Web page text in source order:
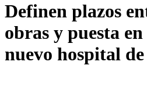
Definen plazos
obras y puesta
nuevo hospital